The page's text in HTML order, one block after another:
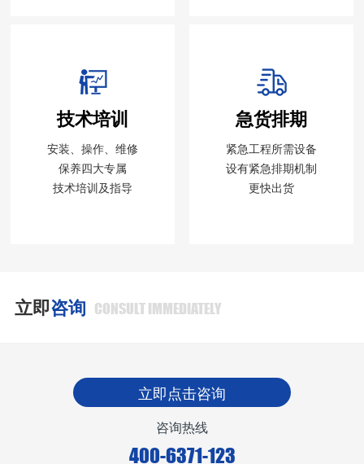
技术培训
安装、操作、维修
保养四大专属
技术培训及指导
急货排期
紧急工程所需设备
设有紧急排期机制
更快出货
立即咨询 CONSULT IMMEDIATELY
立即点击咨询
咨询热线
400-6371-123